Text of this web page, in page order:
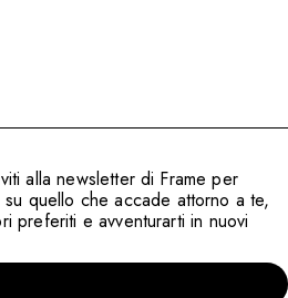
alla newsletter di Frame per
quello che accade attorno a te,
preferiti e avventurarti in nuovi